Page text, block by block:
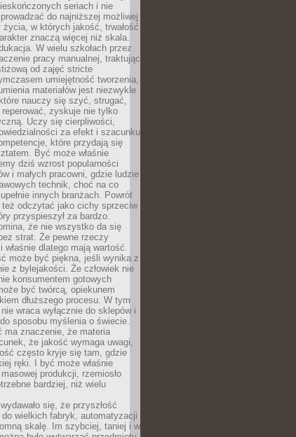
seriach i nie
do najniższej możliwej
w których jakość, trwałość
znaczą więcej niż skala.
W wielu szkołach przez
pracy manualnej, traktując
od zajęć stricte
umiejętność tworzenia,
materiałów jest niezwykle
nauczy się szyć, strugać,
zyskuje nie tylko
Uczy się cierpliwości,
za efekt i szacunku
które przydają się
Być może właśnie
dziś wzrost popularności
i małych pracowni, gdzie ludzie
technik, choć na co
innych branżach. Powrót
też odczytać jako cichy sprzeciw
przyspieszył za bardzo.
że nie wszystko da się
strat. Że pewne rzeczy
właśnie dlatego mają wartość.
może być piękna, jeśli wynika z
z bylejakości. Że człowiek nie
konsumentem gotowych
być twórcą, opiekunem
dłuższego procesu. W tym
wraca wyłącznie do sklepów i
sposobu myślenia o świecie.
ma znaczenie, że materia
że jakość wymaga uwagi,
często kryje się tam, gdzie
ręki. I być może właśnie
produkcji, rzemiosło
bardziej, niż wielu
się, że przyszłość
do wielkich fabryk, automatyzacji
skalę. Im szybciej, taniej i w